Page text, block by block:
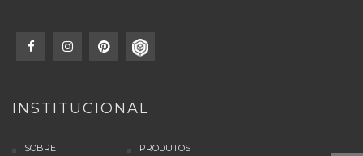
INSTITUCIONAL
SOBRE PRODUTOS